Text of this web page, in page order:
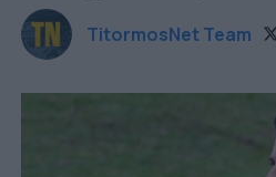
TitormosNet Team